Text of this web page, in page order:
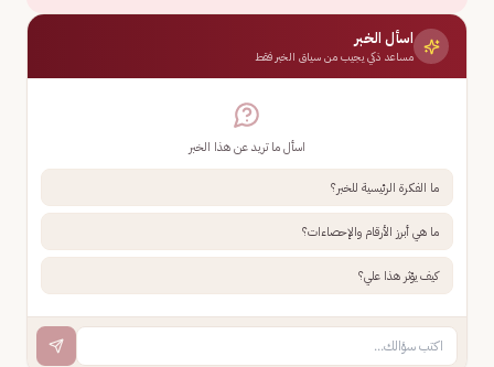
اسأل الخبر
مساعد ذكي يجيب من سياق الخبر فقط
اسأل ما تريد عن هذا الخبر
ما الفكرة الرئيسية للخبر؟
ما هي أبرز الأرقام والإحصاءات؟
كيف يؤثر هذا علي؟